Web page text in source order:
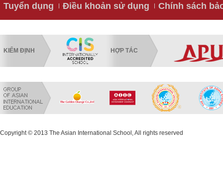
Tuyển dụng Điều khoản sử dụng Chính sách
KIỂM ĐỊNH HỢP TÁC
Copyright © 2013 The Asian International School, All rights reserved